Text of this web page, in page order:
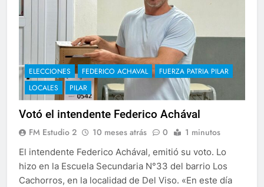
ELECCIONES FEDERICO ACHAVAL
FUERZA PATRIA PILAR
LOCALES
PILAR
Votó el intendente Federico Achával
FM Estudio 2 10 meses atrás 0 1 minutos
El intendente Federico Achával, emitió su voto. Lo
hizo en la Escuela Secundaria N°33 del barrio Los
Cachorros, en la localidad de Del Viso. «En este día